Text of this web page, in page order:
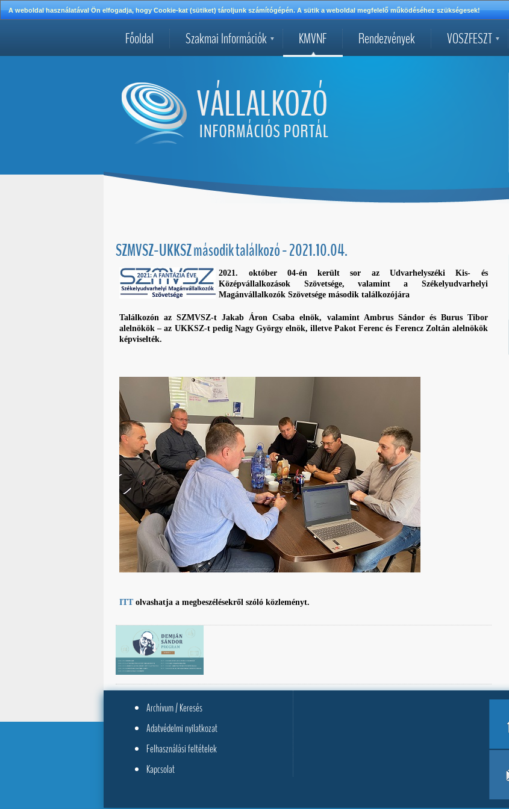
A weboldal használatával Ön elfogadja, hogy Cookie-kat (sütiket) tároljunk számítógépén. A sütik a weboldal megfelelő működéséhez szükségesek!
Főoldal Szakmai Információk KMVNF Rendezvények VOSZFESZT
SZMVSZ-UKKSZ második találkozó - 2021.10.04.
2021. október 04-én került sor az Udvarhelyszéki Kis- és
Középvállalkozások Szövetsége, valamint a Székelyudvarhelyi
Magánvállalkozók Szövetsége második találkozójára
Találkozón az SZMVSZ-t Jakab Áron Csaba elnök, valamint Ambrus Sándor és Burus Tibor
alelnökök – az UKKSZ-t pedig Nagy György elnök, illetve Pakot Ferenc és Ferencz Zoltán alelnökök
képviselték.
ITT olvashatja a megbeszélésekről szóló közleményt.
Archívum / Keresés
Adatvédelmi nyilatkozat
Felhasználási feltételek
Kapcsolat